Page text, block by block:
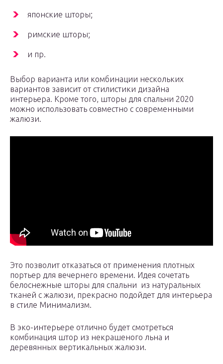
японские шторы;
римские шторы;
и пр.
Выбор варианта или комбинации нескольких
вариантов зависит от стилистики дизайна
интерьера. Кроме того, шторы для спальни 2020
можно использовать совместно с современными
жалюзи.
Это позволит отказаться от применения плотных
портьер для вечернего времени. Идея сочетать
белоснежные шторы для спальни из натуральных
тканей с жалюзи, прекрасно подойдет для интерьера
в стиле Минимализм.
В эко-интерьере отлично будет смотреться
комбинация штор из некрашеного льна и
деревянных вертикальных жалюзи.